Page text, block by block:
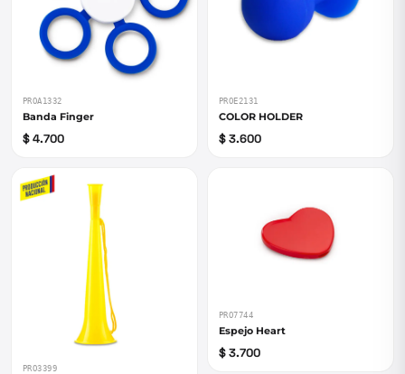
PROA1332
Banda Finger
$ 4.700
PROE2131
COLOR HOLDER
$ 3.600
PRO3399
PRO7744
Espejo Heart
$ 3.700